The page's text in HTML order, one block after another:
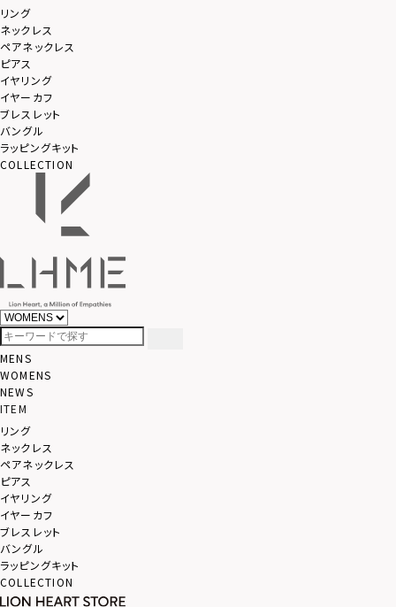
リング
ネックレス
ペアネックレス
ピアス
イヤリング
イヤーカフ
ブレスレット
バングル
ラッピングキット
COLLECTION
MENS
WOMENS
NEWS
ITEM
リング
ネックレス
ペアネックレス
ピアス
イヤリング
イヤーカフ
ブレスレット
バングル
ラッピングキット
COLLECTION